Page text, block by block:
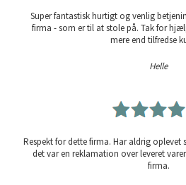
Super fantastisk hurtigt og venlig
firma - som er til at stole på. Tak for
mere end tilfredse
Helle
Respekt for dette firma. Har aldrig oplevet
det var en reklamation over leveret
firma.